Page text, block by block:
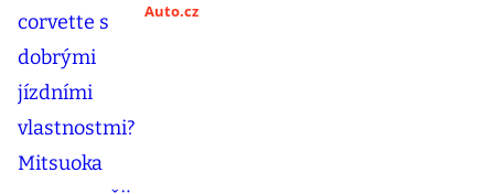
Auto.cz